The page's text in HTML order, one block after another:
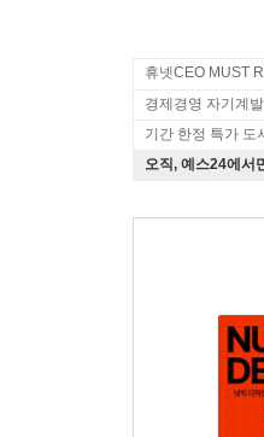
휴넷CEO MUST
경제경영 자기계
기간 한정 특가 도
오직, 예스24에서